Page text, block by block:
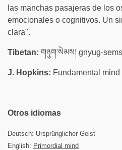
las manchas pasajeras de los
emocionales o cognitivos. Un
clara".
Tibetan: གཉུག་སེམས། gnyug-sems
J. Hopkins: Fundamental mind
Otros idiomas
Deutsch: Ursprünglicher Geist
English: Primordial mind